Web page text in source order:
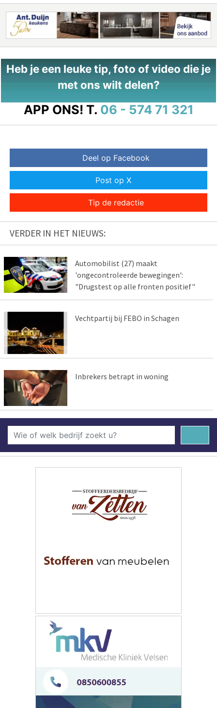
Heb je een leuke tip, foto of video die je
met ons wilt delen?
APP ONS! T. 06 - 574 71 321
Deel op Facebook
Post op X
Tip de redactie
VERDER IN HET NIEUWS:
Automobilist (27) maakt
'ongecontroleerde bewegingen':
"Drugstest op alle fronten positief"
Vechtpartij bij FEBO in Schagen
Inbrekers betrapt in woning